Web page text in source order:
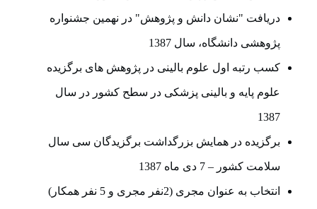
دریافت "نشان دانش و پژوهش" در نهمین جشنواره
پژوهشی دانشگاه، سال 1387
کسب رتبه اول علوم بالینی در پژوهش های برگزیده
علوم پایه و بالینی پزشکی در سطح کشور در سال
1387
برگزیده در همایش بزرگداشت برگزیدگان سی سال
سلامت کشور – 7 دی ماه 1387
انتخاب به عنوان مجری (2نفر مجری و 5 نفر همکار)